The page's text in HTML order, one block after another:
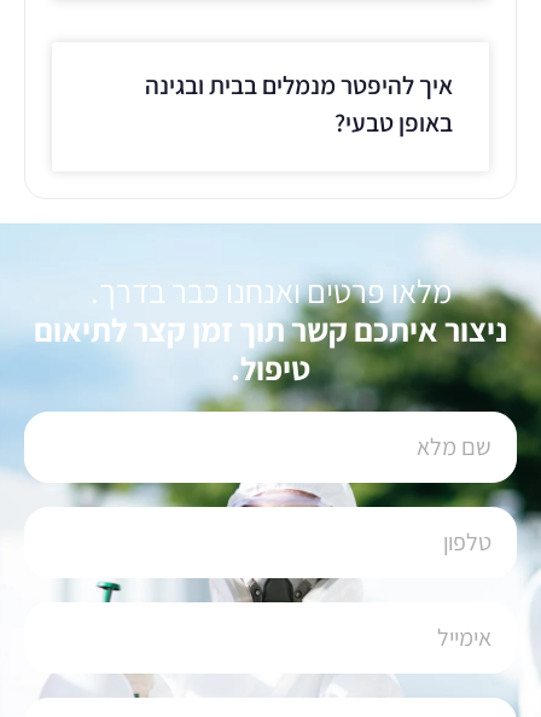
איך להיפטר מנמלים בבית ובגינה
באופן טבעי?
מלאו פרטים ואנחנו כבר בדרך.
ניצור איתכם קשר תוך זמן קצר לתיאום
טיפול.